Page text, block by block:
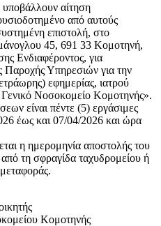
υποβάλλουν αίτηση
από αυτούς
επιστολή, στο
45, 691 33 Κομοτηνή,
Ενδιαφέροντος, για
Παροχής Υπηρεσιών για την
εφημερίας, ιατρού
Γενικό Νοσοκομείο Κομοτηνής».
είναι πέντε (5) εργάσιμες
έως και 07/04/2026 και ώρα
η ημερομηνία αποστολής του
τη σφραγίδα ταχυδρομείου ή
Κομοτηνής